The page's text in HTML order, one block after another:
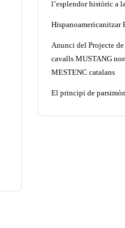
l’esplendor històric a
Hispanoamericanitzar
Anunci del Projecte
cavalls MUSTANG
MESTENC catalans
El principi de